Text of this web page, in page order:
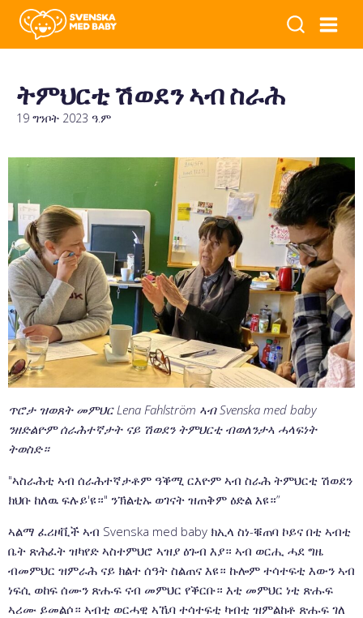
ትምህርቲ ሽወደን ኣብ ስራሕ
19 ግንቦት 2023 ዓ.ም
ጥሮታ ዝወጸት መምህር Lena Fahlström ኣብ Svenska med baby
ንዘድልዮም ሰራሕተኛታት ናይ ሽወደን ትምህርቲ ብወለንታኣ ሓላፍነት
ትወስድ።
"ኣስራሕቲ ኣብ ሰራሕተኛታቶም ዓቕሚ ርእዮም ኣብ ስራሕ ትምህርቲ ሽወደን
ክህቡ ከለዉ ፍሉይ'ዩ።" ንኽልቲኡ ወገናት ዝጠቅም ዕድል እዩ።”
ኣልማ ፈሪዞቪች ኣብ Svenska med baby ክኢላ ስነ-ቑጠባ ኮይና በቲ ኣብቲ
ቤት ጽሕፈት ዝካየድ ኣስተምህሮ ኣዝያ ዕጉብ እያ። ኣብ ወርሒ ሓደ ግዜ
ብመምህር ዝምራሕ ናይ ክልተ ሰዓት ስልጠና እዩ። ኩሎም ተሳተፍቲ እውን ኣብ
ነፍሲ ወከፍ ሰሙን ጽሑፍ ናብ መምህር የቕርቡ። እቲ መምህር ነቲ ጽሑፍ
ኣሪሙ ይመልሶ። ኣብቲ ወርሓዊ ኣኼባ ተሳተፍቲ ካብቲ ዝምልከቶ ጽሑፍ ገለ